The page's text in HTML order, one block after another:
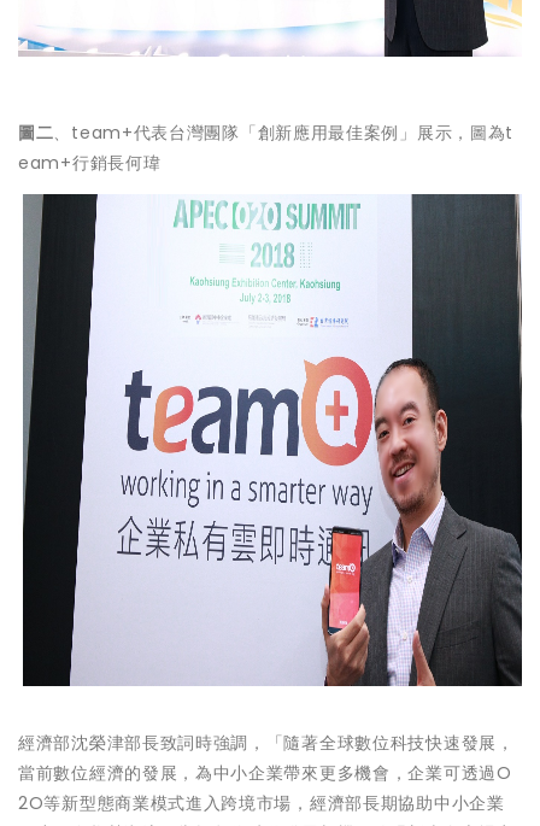
圖二、team+代表台灣團隊「創新應用最佳案例」展示，圖為t
eam+行銷長何瑋
經濟部沈榮津部長致詞時強調，「隨著全球數位科技快速發展，
當前數位經濟的發展，為中小企業帶來更多機會，企業可透過O
2O等新型態商業模式進入跨境市場，經濟部長期協助中小企業